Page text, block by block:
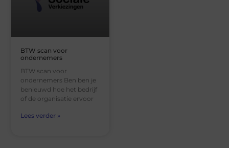
BTW scan voor
ondernemers
BTW scan voor
ondernemers Ben ben je
benieuwd hoe het bedrijf
of de organisatie ervoor
Lees verder »